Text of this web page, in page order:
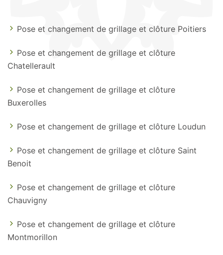
Pose et changement de grillage et clôture Poitiers
Pose et changement de grillage et clôture
Chatellerault
Pose et changement de grillage et clôture
Buxerolles
Pose et changement de grillage et clôture Loudun
Pose et changement de grillage et clôture Saint
Benoit
Pose et changement de grillage et clôture
Chauvigny
Pose et changement de grillage et clôture
Montmorillon